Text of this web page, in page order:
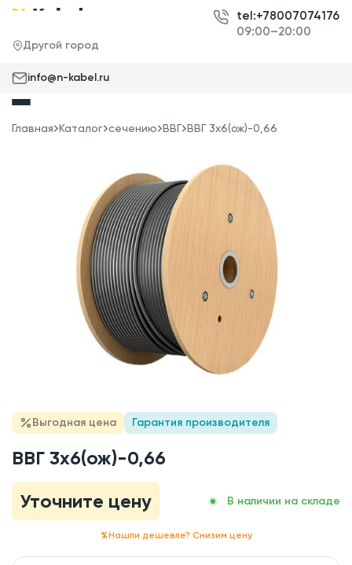
Другой город
tel:+78007074176
09:00–20:00
info@n-kabel.ru
Главная Каталог сечению ВВГ ВВГ 3x6(ож)-0,66
Выгодная цена Гарантия производителя
ВВГ 3x6(ож)-0,66
Уточните цену
В наличии на складе
Нашли дешевле? Снизим цену